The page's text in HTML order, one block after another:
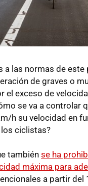
a las normas de este
de graves o
el exceso de
se va a controlar
h su velocidad en
los ciclistas?
también se ha
máxima para
a partir del